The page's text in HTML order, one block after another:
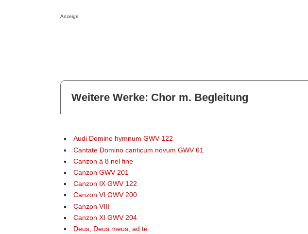
Anzeige
Weitere Werke: Chor m. Begleitung
Audi Domine hymnum GWV 122
Cantate Domino canticum novum GWV 61
Canzon à 8 nel fine
Canzon GWV 201
Canzon IX GWV 122
Canzon VI GWV 200
Canzon VIII
Canzon XI GWV 204
Deus, Deus meus, ad te